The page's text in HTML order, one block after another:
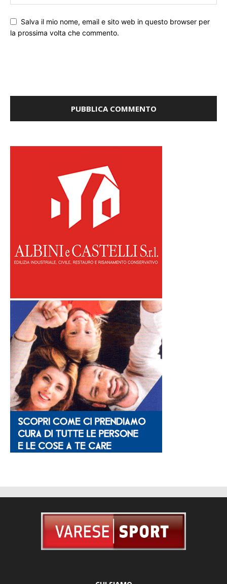
Salva il mio nome, email e sito web in questo browser per
la prossima volta che commento.